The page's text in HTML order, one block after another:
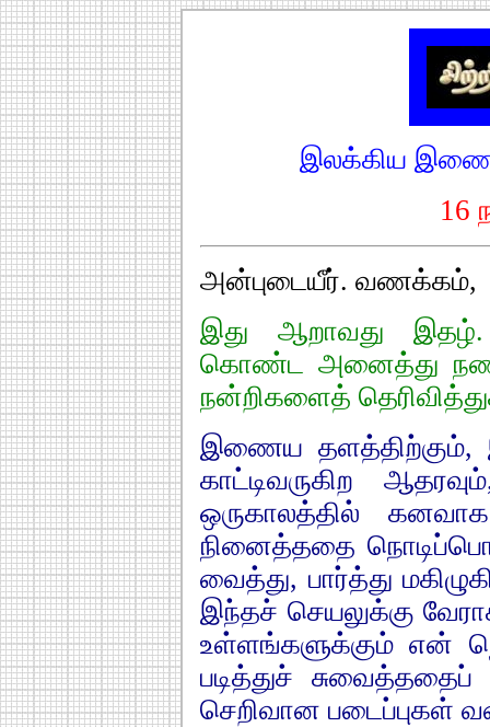
இலக்கிய
16
அன்புடையீர். வணக்கம்,
இது ஆறாவது இதழ்.
கொண்ட அனைத்து
நன்றிகளைத்
இணைய
காட்டிவருகிற
ஒருகாலத்தில்
நினைத்ததை
வைத்து, பார்த்து
இந்தச் செயலுக்கு
உள்ளங்களுக்கும் என்
படித்துச் சுவைத்ததைப்
செறிவான படைப்புகள்